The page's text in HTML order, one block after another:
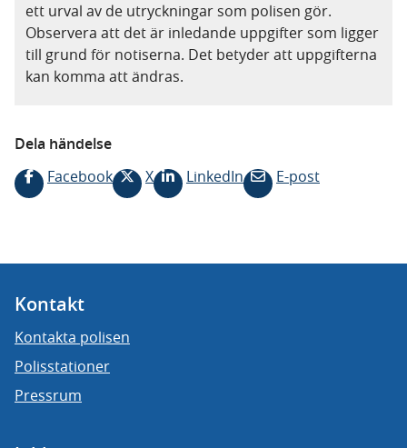
ett urval av de utryckningar som polisen gör.
Observera att det är inledande uppgifter som ligger
till grund för notiserna. Det betyder att uppgifterna
kan komma att ändras.
Dela händelse
Facebook
X LinkedIn E-post
Kontakt
Kontakta polisen
Polisstationer
Pressrum